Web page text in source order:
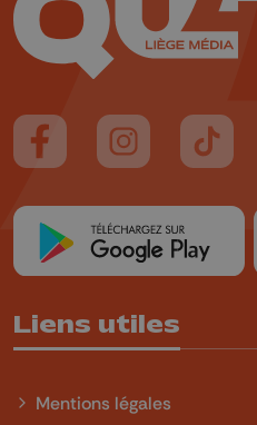
Suivez-nous sur FaceBook
Suivez-nous sur
Liens utiles
Mentions légales